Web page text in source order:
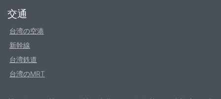
交通
台湾の空港
新幹線
台湾鉄道
台湾のMRT